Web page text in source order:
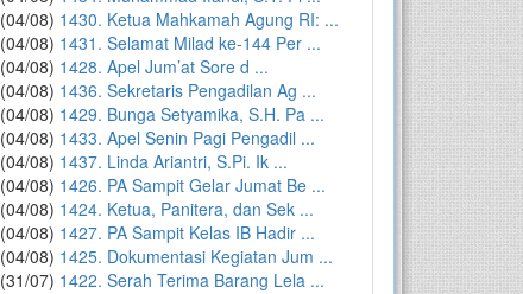
(04/08) 1430. Ketua Mahkamah Agung RI: ...
(04/08) 1431. Selamat Milad ke-144 Per ...
(04/08) 1428. Apel Jum’at Sore d ...
(04/08) 1436. Sekretaris Pengadilan Ag ...
(04/08) 1429. Bunga Setyamika, S.H. Pa ...
(04/08) 1433. Apel Senin Pagi Pengadil ...
(04/08) 1437. Linda Ariantri, S.Pi. Ik ...
(04/08) 1426. PA Sampit Gelar Jumat Be ...
(04/08) 1424. Ketua, Panitera, dan Sek ...
(04/08) 1427. PA Sampit Kelas IB Hadir ...
(04/08) 1425. Dokumentasi Kegiatan Jum ...
(31/07) 1422. Serah Terima Barang Lela ...